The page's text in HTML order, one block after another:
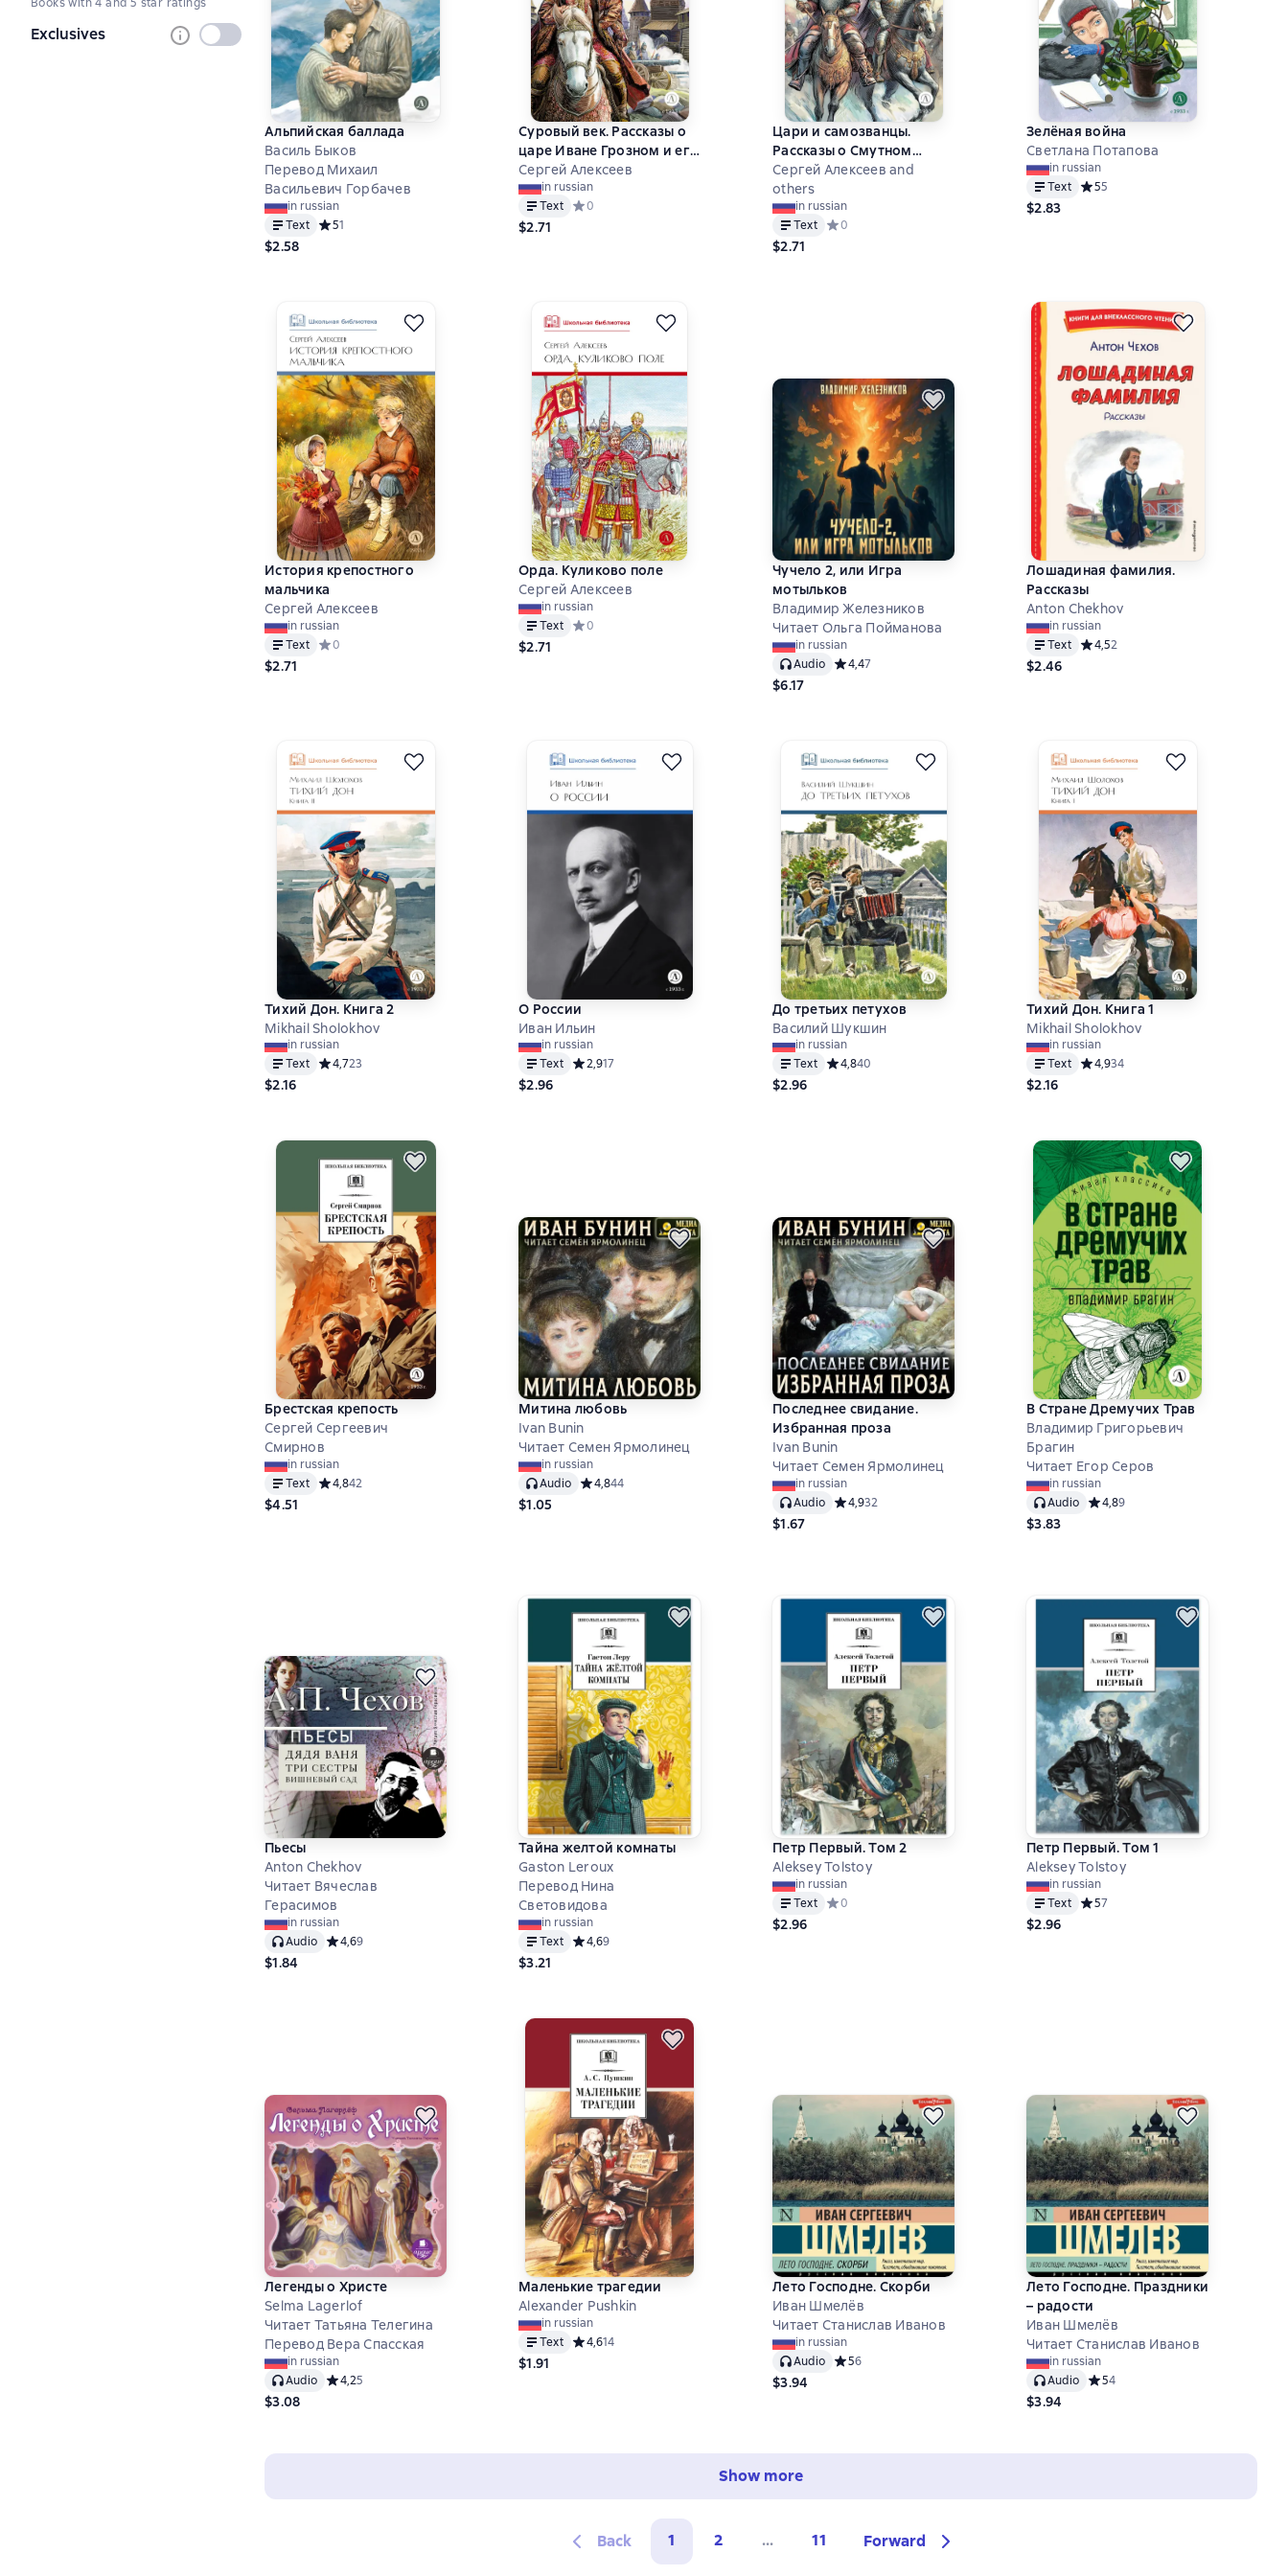
selected
Exclusives
Not
Альпийская баллада
Василь Быков
Перевод Михаил
Васильевич Горбачев
in russian
Text
Средний рейтинг 5 на основе 1 оценок
51
$2.58
Суровый век. Рассказы о
царе Иване Грозном и его
времени
Сергей Алексеев
in russian
Text
Средний рейтинг 0 на основе 0 оценок
0
$2.71
Цари и самозванцы.
Рассказы о Смутном
времени
Сергей Алексеев and
others
in russian
Text
Средний рейтинг 0 на основе 0 оценок
0
$2.71
Зелёная война
Светлана Потапова
in russian
Text
Средний рейтинг 5 на основе 5
55
$2.83
История крепостного
мальчика
Сергей Алексеев
in russian
Text
Средний рейтинг 0 на основе 0 оценок
0
$2.71
Орда. Куликово поле
Сергей Алексеев
in russian
Text
Средний рейтинг 0 на основе 0 оценок
0
$2.71
Чучело 2, или Игра
мотыльков
Владимир Железников
Читает Ольга Пойманова
in russian
Audio
Средний рейтинг 4,4 на основе 7 оценок
4,47
$6.17
Лошадиная фамилия.
Рассказы
Anton Chekhov
in russian
Text
Средний рейтинг 4,5 на основе 2
4,52
$2.46
Тихий Дон. Книга 2
Mikhail Sholokhov
in russian
Text
Средний рейтинг 4,7 на основе 23 оценок
4,723
$2.16
О России
Иван Ильин
in russian
Text
Средний рейтинг 2,9 на основе 17 оценок
2,917
$2.96
До третьих петухов
Василий Шукшин
in russian
Text
Средний рейтинг 4,8 на основе 40 оценок
4,840
$2.96
Тихий Дон. Книга 1
Mikhail Sholokhov
in russian
Text
Средний рейтинг 4,9 на основе 34
4,934
$2.16
Брестская крепость
Сергей Сергеевич
Смирнов
in russian
Text
Средний рейтинг 4,8 на основе 42 оценок
4,842
$4.51
Митина любовь
Ivan Bunin
Читает Семен Ярмолинец
in russian
Audio
Средний рейтинг 4,8 на основе 44 оценок
4,844
$1.05
Последнее свидание.
Избранная проза
Ivan Bunin
Читает Семен Ярмолинец
in russian
Audio
Средний рейтинг 4,9 на основе 32 оценок
4,932
$1.67
В Стране Дремучих Трав
Владимир Григорьевич
Брагин
Читает Егор Серов
in russian
Audio
Средний рейтинг 4,8 на основе 9
4,89
$3.83
Пьесы
Anton Chekhov
Читает Вячеслав
Герасимов
in russian
Audio
Средний рейтинг 4,6 на основе 9 оценок
4,69
$1.84
Тайна желтой комнаты
Gaston Leroux
Перевод Нина
Световидова
in russian
Text
Средний рейтинг 4,6 на основе 9 оценок
4,69
$3.21
Петр Первый. Том 2
Aleksey Tolstoy
in russian
Text
Средний рейтинг 0 на основе 0 оценок
0
$2.96
Петр Первый. Том 1
Aleksey Tolstoy
in russian
Text
Средний рейтинг 5 на основе 7
57
$2.96
Легенды о Христе
Selma Lagerlof
Читает Татьяна Телегина
Перевод Вера Спасская
in russian
Audio
Средний рейтинг 4,2 на основе 5 оценок
4,25
$3.08
Маленькие трагедии
Alexander Pushkin
in russian
Text
Средний рейтинг 4,6 на основе 14 оценок
4,614
$1.91
Лето Господне. Скорби
Иван Шмелёв
Читает Станислав Иванов
in russian
Audio
Средний рейтинг 5 на основе 6 оценок
56
$3.94
Лето Господне. Праздники
– радости
Иван Шмелёв
Читает Станислав Иванов
in russian
Audio
Средний рейтинг 5 на основе 4
54
$3.94
Show more
Back 1 2 ... 11 Forward